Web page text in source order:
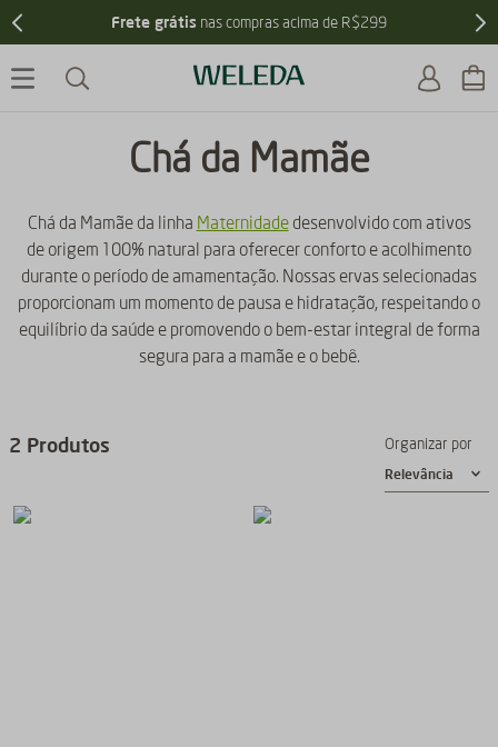
Frete grátis nas compras acima de R$299
Chá da Mamãe
Chá da Mamãe da linha Maternidadedesenvolvido com ativos
de origem 100% natural para oferecer conforto e acolhimento
durante o período de amamentação. Nossas ervas selecionadas
proporcionam um momento de pausa e hidratação, respeitando o
equilíbrio da saúde e promovendo o bem-estar integral de forma
segura para a mamãe e o bebê.
2 Produtos Organizar por
Relevância